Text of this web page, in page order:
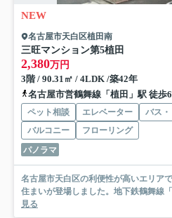
NEW
名古屋市天白区植田南
三旺マンション第5植田
2,380万円
3階 / 90.31㎡ / 4LDK /築42年
名古屋市営鶴舞線「植田」駅 徒歩
ペット相談 エレベーター バス・
バルコニー
フローリング
パノラマ
名古屋市天白区の利便性が高いエリア
住まいが登場しました。地下鉄鶴舞線
見る